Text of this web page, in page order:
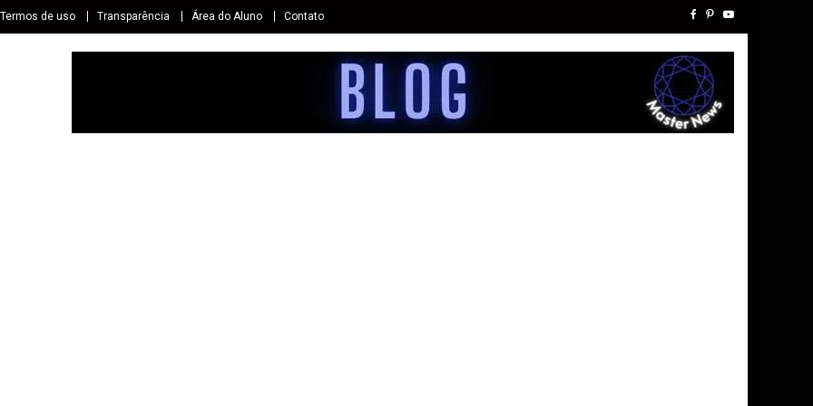
Termos de uso Transparência Área do Aluno Contato